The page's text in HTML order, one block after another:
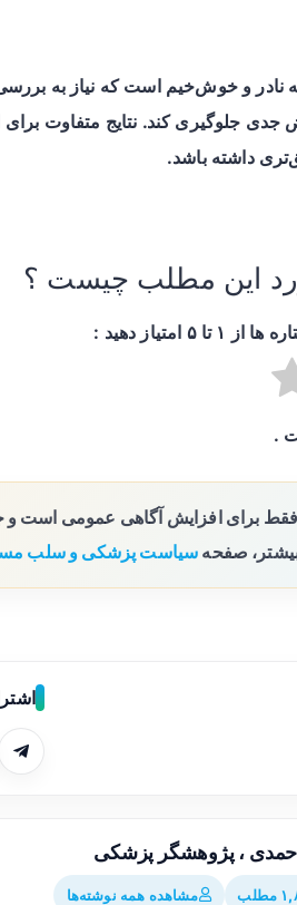
نادر و خوش‌خیم است که نیاز به
جدی جلوگیری کند. نتایج متفاوت برای
داشته باشد.
این مطلب چیست ؟
دهید :
.
فقط برای افزایش آگاهی عمومی است
صفحه سیاست پزشکی و سلب
، پژوهشگر پزشکی
مشاهده همه نوشته‌ها